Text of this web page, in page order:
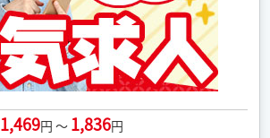
1,469円 ～ 1,836円